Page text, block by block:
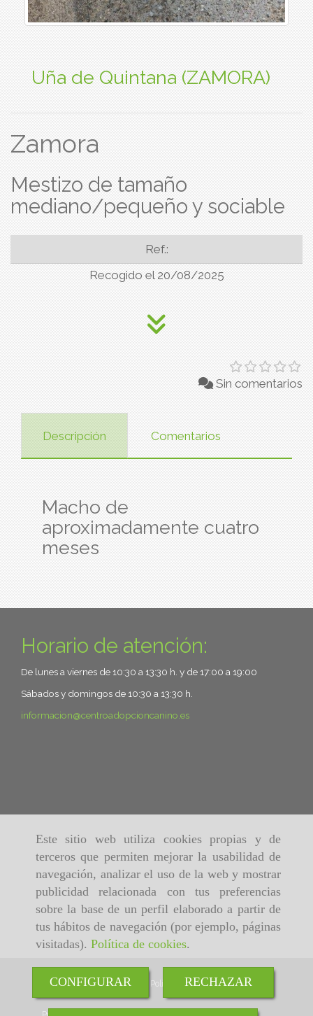
Este sitio web utiliza cookies propias y de
terceros que permiten mejorar la usabilidad de
navegación, analizar el uso de la web y mostrar
publicidad relacionada con tus preferencias
sobre la base de un perfil elaborado a partir de
tus hábitos de navegación (por ejemplo, páginas
visitadas). Política de cookies.
CONFIGURAR RECHAZAR
Uña de Quintana (ZAMORA)
Zamora
Mestizo de tamaño
mediano/pequeño y sociable
Ref.:
Recogido el 20/08/2025
Sin comentarios
Descripción Comentarios
Macho de
aproximadamente cuatro
meses
Horario de atención:
De lunes a viernes de 10:30 a 13:30 h. y de 17:00 a 19:00
Sábados y domingos de 10:30 a 13:30 h.
informacion
centroadopcioncanino.es
Inicio Aviso Legal Política de cookies